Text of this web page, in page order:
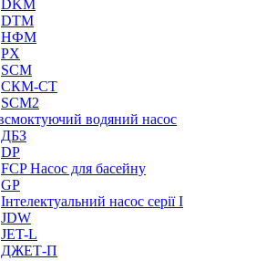
DKM
DTM
НФМ
PX
SCM
СКМ-СТ
SCM2
водяний насос
ДБЗ
DP
FCP Насос для басейну
GP
Інтелектуальний насос серії I
JDW
JET-L
ДЖЕТ-П